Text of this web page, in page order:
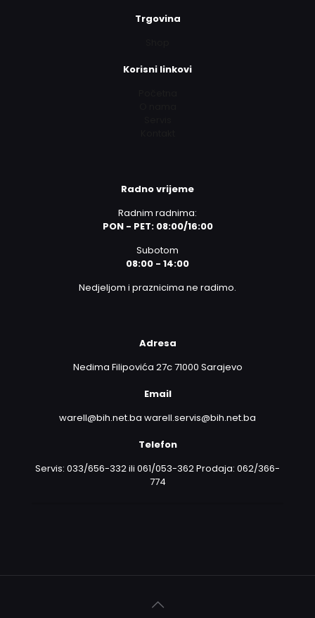
Trgovina
Korisni linkovi
Radno vrijeme
Radnim radnima:
PON - PET: 08:00/16:00
Subotom
08:00 - 14:00
Nedjeljom i praznicima ne radimo.
Adresa
Nedima Filipovića 27c 71000 Sarajevo
Email
warell@bih.net.ba warell.servis@bih.net.ba
Telefon
Servis: 033/656-332 ili 061/053-362 Prodaja: 062/366-
774